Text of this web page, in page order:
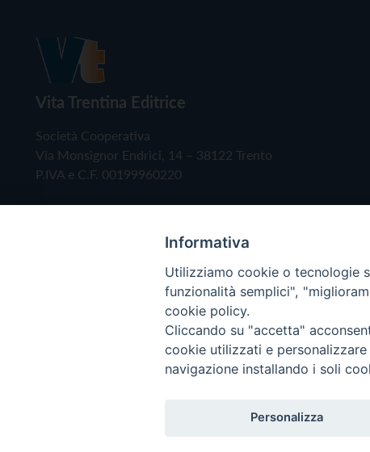
Vita Trentina Editrice
Società Cooperativa
Via Monsignor Endrici, 14 – 38122 Trento
P.IVA e C.F. 00199960220
Copyright © 2019 - Tutti i diritti riservati - Vita
Informativa
Utilizziamo cookie o tecnologie
funzionalità semplici",
cookie policy.
Cliccando su "accetta"
cookie utilizzati e
navigazione installando i soli
Personalizza